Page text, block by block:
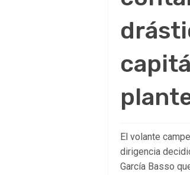
El volante
dirigencia
García Basso